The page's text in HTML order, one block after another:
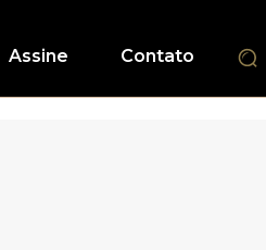
Assine Contato